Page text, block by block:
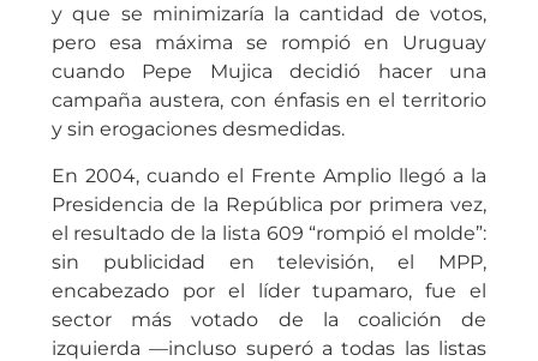
y que se minimizaría la cantidad de votos,
pero esa máxima se rompió en Uruguay
cuando Pepe Mujica decidió hacer una
campaña austera, con énfasis en el territorio
y sin erogaciones desmedidas.
En 2004, cuando el Frente Amplio llegó a la
Presidencia de la República por primera vez,
el resultado de la lista 609 “rompió el molde”:
sin publicidad en televisión, el MPP,
encabezado por el líder tupamaro, fue el
sector más votado de la coalición de
izquierda —incluso superó a todas las listas